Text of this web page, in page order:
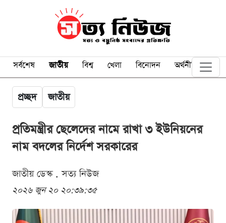
সর্বশেষ জাতীয় বিশ্ব খেলা বিনোদন অর্থনীতি
প্রচ্ছদ জাতীয়
প্রতিমন্ত্রীর ছেলেদের নামে রাখা ৩ ইউনিয়নের
নাম বদলের নির্দেশ সরকারের
জাতীয় ডেস্ক . সত্য নিউজ
২০২৬ জুন ২০ ২০:৩৯:৩৫